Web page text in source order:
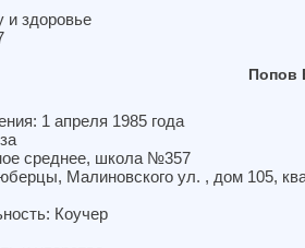
и здоровье
Попов
1 апреля 1985 года
среднее, школа №357
Малиновского ул. , дом 105,
Коучер